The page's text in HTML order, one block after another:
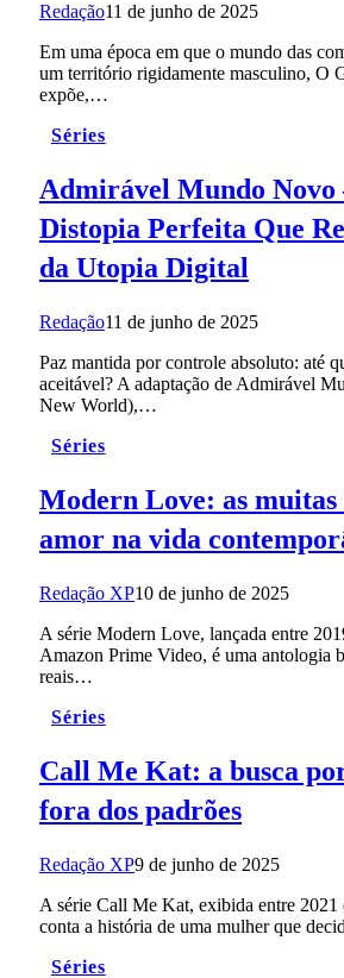
Redação11 de junho de 2025
Em uma época em que o mundo das
um território rigidamente masculino, O
expõe,…
Séries
Admirável Mundo
Distopia Perfeita Que
da Utopia Digital
Redação11 de junho de 2025
Paz mantida por controle absoluto: até
aceitável? A adaptação de Admirável
New World),…
Séries
Modern Love: as muitas
amor na vida
Redação XP10 de junho de 2025
A série Modern Love, lançada entre
Amazon Prime Video, é uma antologia
reais…
Séries
Call Me Kat: a busca
fora dos padrões
Redação XP9 de junho de 2025
A série Call Me Kat, exibida entre 2021
conta a história de uma mulher que
Séries